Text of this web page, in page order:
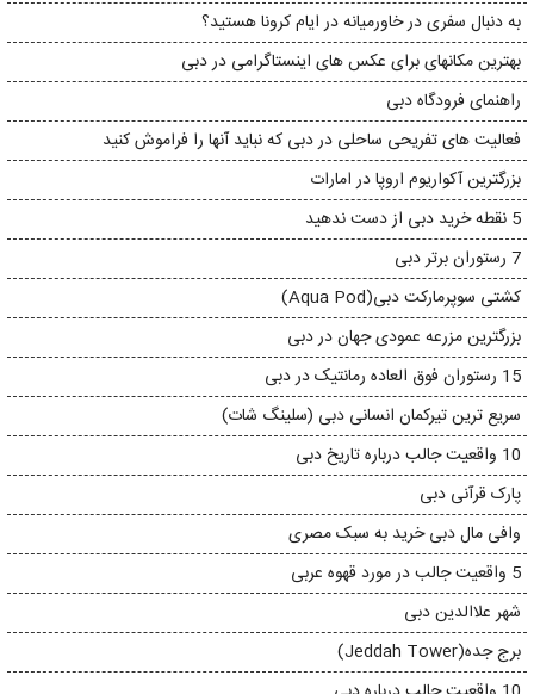
به دنبال سفری در خاورمیانه در ایام کرونا هستید؟
بهترین مکانهای برای عکس های اینستاگرامی در دبی
راهنمای فرودگاه دبی
فعالیت های تفریحی ساحلی در دبی که نباید آنها را فراموش کنید
بزرگترین آکواریوم اروپا در امارات
5 نقطه خرید دبی از دست ندهید
7 رستوران برتر دبی
کشتی سوپرمارکت دبی(Aqua Pod)
بزرگترین مزرعه عمودی جهان در دبی
15 رستوران فوق العاده رمانتیک در دبی
سریع ترین تیرکمان انسانی دبی (سلینگ شات)
10 واقعیت جالب درباره تاریخ دبی
پارک قرآنی دبی
وافی مال دبی خرید به سبک مصری
5 واقعیت جالب در مورد قهوه عربی
شهر علاالدین دبی
برج جده(Jeddah Tower)